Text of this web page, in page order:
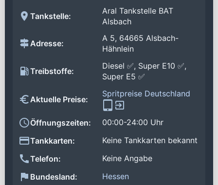
Tankstelle:
Aral Tankstelle BAT
Alsbach
Adresse:
A 5, 64665 Alsbach-
Hähnlein
Treibstoffe:
Diesel ✅, Super E10 ✅,
Super E5 ✅
Aktuelle Preise:
Spritpreise Deutschland
Öffnungszeiten:
00:00-24:00 Uhr
Tankkarten:
Keine Tankkarten bekannt
Telefon:
Keine Angabe
Bundesland:
Hessen